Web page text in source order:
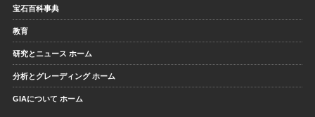
宝石百科事典
教育
研究とニュース ホーム
分析とグレーディング ホーム
GIAについて ホーム